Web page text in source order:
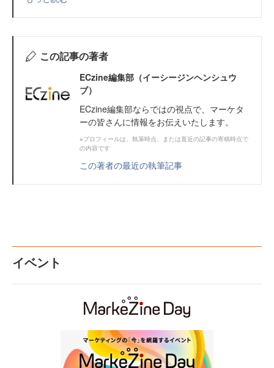
この記事の著者
ECzine編集部（イーシージンヘンシュウ
ブ）
ECzine編集部ならではの視点で、マーケタ
ーの皆さんに情報をお伝えいたします。
※プロフィールは、執筆時点、または直近の記事の寄稿時点で
の内容です
この著者の最近の執筆記事
イベント